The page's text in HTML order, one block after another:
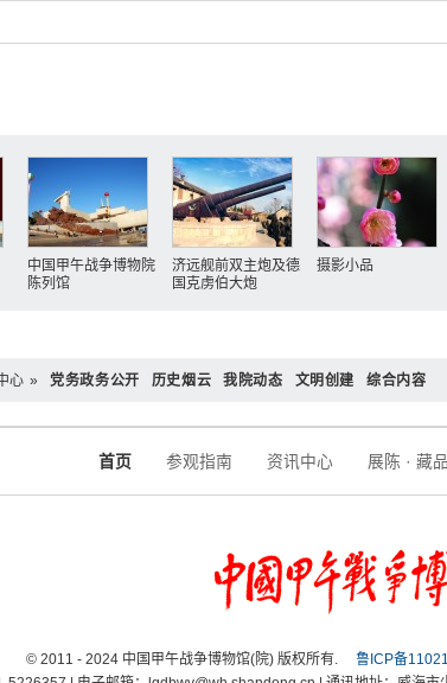
中国甲午战争博物院
陈列馆
济远舰前双主炮及德
国克虏伯大炮
摄影小品
心 » 党务政务公开 历史烟云 我院动态 文明创建 综合内容
首页 参观指南 资讯中心 展陈 · 藏品
© 2011 - 2024 中国甲午战争博物馆(院) 版权所有. 鲁ICP备